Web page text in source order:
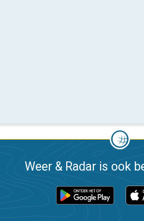
Weer & Radar is ook